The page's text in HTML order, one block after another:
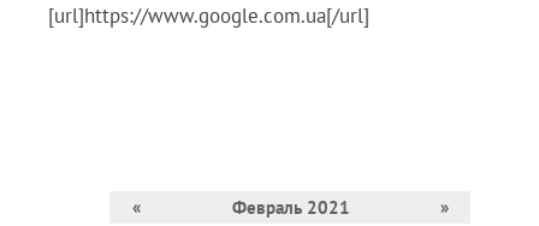
[url]https://www.google.com.ua[/url]
« Февраль 2021
»